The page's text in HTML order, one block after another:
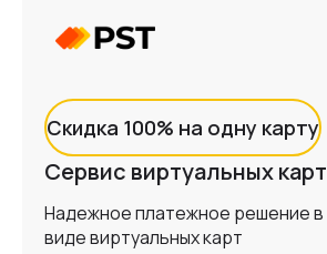
Сервис виртуальных карт
Надежное платежное решение в
виде виртуальных карт
Скидка 100% на одну карту